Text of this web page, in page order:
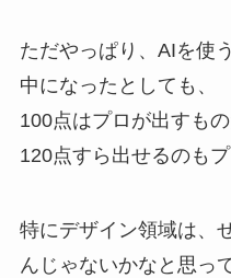
ただやっぱり、AIを使
中になったとしても、
100点はプロが出すも
120点すら出せるのもプ
特にデザイン領域は、
んじゃないかなと思っ